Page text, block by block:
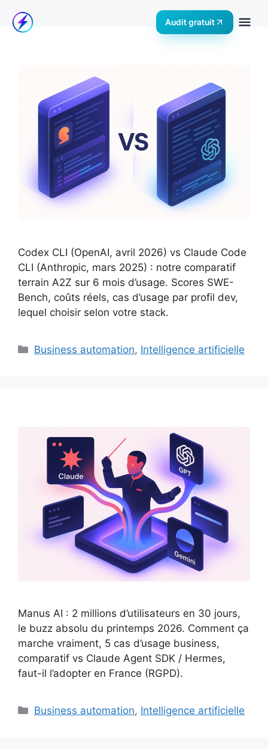
Audit gratuit
Codex CLI (OpenAI, avril 2026) vs Claude Code
CLI (Anthropic, mars 2025) : notre comparatif
terrain A2Z sur 6 mois d’usage. Scores SWE-
Bench, coûts réels, cas d’usage par profil dev,
lequel choisir selon votre stack.
Catégories
Business automation, Intelligence artificielle
Manus AI : 2 millions d’utilisateurs en 30 jours,
le buzz absolu du printemps 2026. Comment ça
marche vraiment, 5 cas d’usage business,
comparatif vs Claude Agent SDK / Hermes,
faut-il l’adopter en France (RGPD).
Catégories
Business automation, Intelligence artificielle